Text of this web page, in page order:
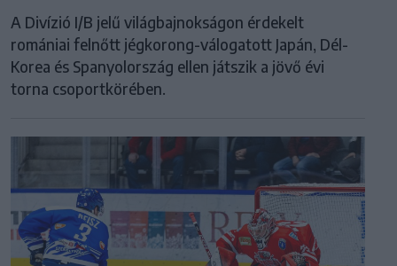
A Divízió I/B jelű világbajnokságon érdekelt
romániai felnőtt jégkorong-válogatott Japán, Dél-
Korea és Spanyolország ellen játszik a jövő évi
torna csoportkörében.